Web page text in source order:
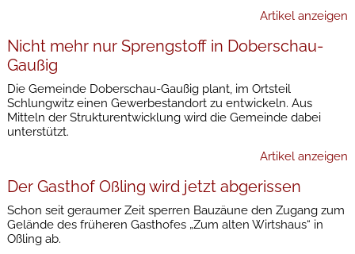
Artikel anzeigen
Nicht mehr nur Sprengstoff in Doberschau-
Gaußig
Die Gemeinde Doberschau-Gaußig plant, im Ortsteil
Schlungwitz einen Gewerbestandort zu entwickeln. Aus
Mitteln der Strukturentwicklung wird die Gemeinde dabei
unterstützt.
Artikel anzeigen
Der Gasthof Oßling wird jetzt abgerissen
Schon seit geraumer Zeit sperren Bauzäune den Zugang zum
Gelände des früheren Gasthofes „Zum alten Wirtshaus“ in
Oßling ab.